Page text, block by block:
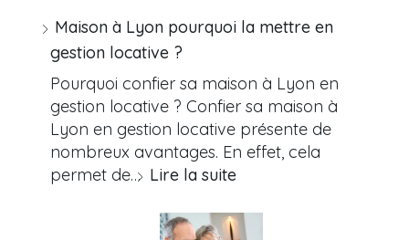
Maison à Lyon pourquoi la mettre en
gestion locative ?
Pourquoi confier sa maison à Lyon en
gestion locative ? Confier sa maison à
Lyon en gestion locative présente de
nombreux avantages. En effet, cela
permet de… Lire la suite